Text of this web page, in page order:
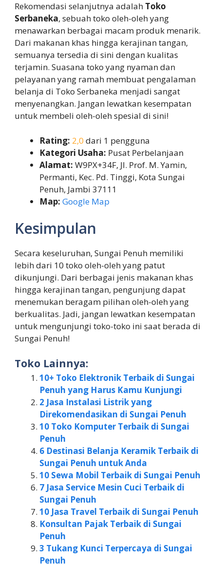
Rekomendasi selanjutnya adalah Toko
Serbaneka, sebuah toko oleh-oleh yang
menawarkan berbagai macam produk menarik.
Dari makanan khas hingga kerajinan tangan,
semuanya tersedia di sini dengan kualitas
terjamin. Suasana toko yang nyaman dan
pelayanan yang ramah membuat pengalaman
belanja di Toko Serbaneka menjadi sangat
menyenangkan. Jangan lewatkan kesempatan
untuk membeli oleh-oleh spesial di sini!
Rating: 2,0 dari 1 pengguna
Kategori Usaha: Pusat Perbelanjaan
Alamat: W9PX+34F, Jl. Prof. M. Yamin,
Permanti, Kec. Pd. Tinggi, Kota Sungai
Penuh, Jambi 37111
Map: Google Map
Kesimpulan
Secara keseluruhan, Sungai Penuh memiliki
lebih dari 10 toko oleh-oleh yang patut
dikunjungi. Dari berbagai jenis makanan khas
hingga kerajinan tangan, pengunjung dapat
menemukan beragam pilihan oleh-oleh yang
berkualitas. Jadi, jangan lewatkan kesempatan
untuk mengunjungi toko-toko ini saat berada di
Sungai Penuh!
Toko Lainnya:
10+ Toko Elektronik Terbaik di Sungai
Penuh yang Harus Kamu Kunjungi
2 Jasa Instalasi Listrik yang
Direkomendasikan di Sungai Penuh
10 Toko Komputer Terbaik di Sungai
Penuh
6 Destinasi Belanja Keramik Terbaik di
Sungai Penuh untuk Anda
10 Sewa Mobil Terbaik di Sungai Penuh
7 Jasa Service Mesin Cuci Terbaik di
Sungai Penuh
10 Jasa Travel Terbaik di Sungai Penuh
Konsultan Pajak Terbaik di Sungai
Penuh
3 Tukang Kunci Terpercaya di Sungai
Penuh